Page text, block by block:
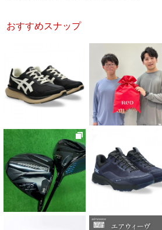
おすすめスナップ